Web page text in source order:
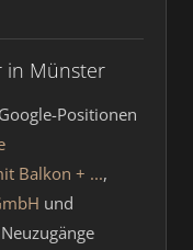
in Münster
Positionen
Balkon + ...,
und